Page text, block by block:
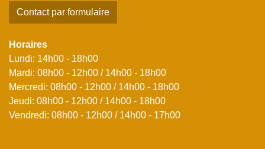
Contact par formulaire
Horaires
Lundi: 14h00 - 18h00
Mardi: 08h00 - 12h00 / 14h00 - 18h00
Mercredi: 08h00 - 12h00 / 14h00 - 18h00
Jeudi: 08h00 - 12h00 / 14h00 - 18h00
Vendredi: 08h00 - 12h00 / 14h00 - 17h00